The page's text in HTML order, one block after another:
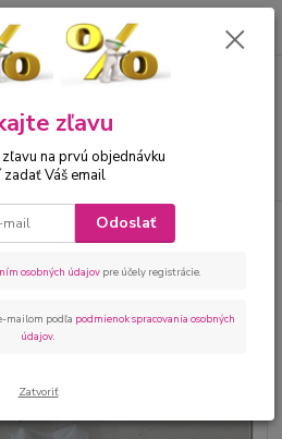
za0 €
na krst
Kojenecká elegantná 4
šedá
4 dielna
pre chlapca šedá
zľavu
na prvú objednávku
zadať Váš email
Odoslať
osobných údajov pre účely registrácie.
mailom podľa podmienok spracovania osobných
údajov.
Zatvoriť